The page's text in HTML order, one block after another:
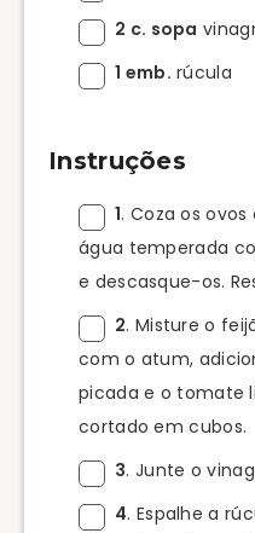
2 c. sopa
1 emb. rúcula
Instruções
1. Coza os
água temperada
e descasque-os.
2. Misture o
com o atum,
picada e o tomate
cortado em cubos.
3. Junte o
4. Espalhe a